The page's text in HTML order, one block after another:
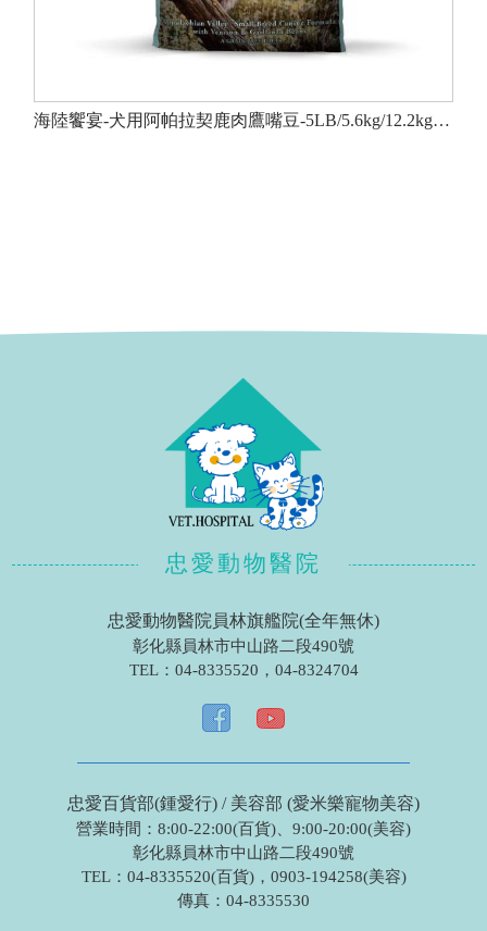
海陸饗宴-犬用阿帕拉契鹿肉鷹嘴豆-5LB/5.6kg/12.2kgTasteoftheWild
忠愛動物醫院
忠愛動物醫院員林旗艦院(全年無休)
彰化縣員林市中山路二段490號
TEL： 04-8335520 ， 04-8324704
忠愛百貨部(鍾愛行) / 美容部 (愛米樂寵物美容)
營業時間：8:00-22:00(百貨)、9:00-20:00(美容)
彰化縣員林市中山路二段490號
TEL： 04-8335520(百貨)， 0903-194258(美容)
傳真： 04-8335530